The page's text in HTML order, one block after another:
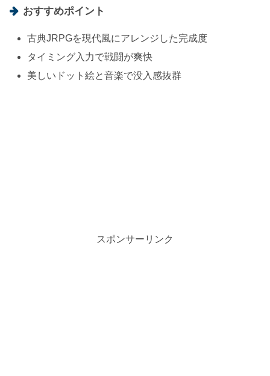
おすすめポイント
古典JRPGを現代風にアレンジした完成度
タイミング入力で戦闘が爽快
美しいドット絵と音楽で没入感抜群
スポンサーリンク